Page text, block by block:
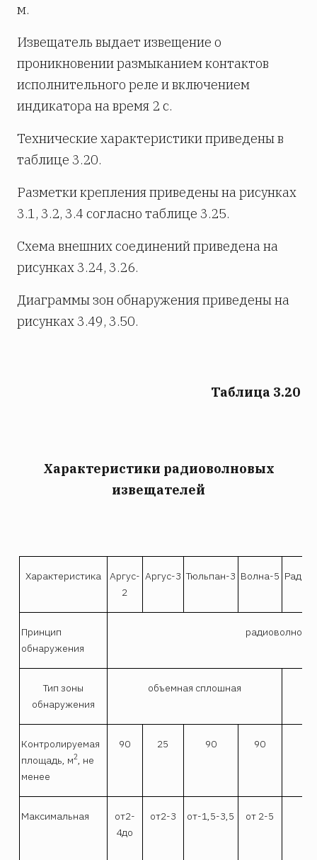
м.
Извещатель выдает извещение о
проникновении размыканием контактов
исполнительного реле и включением
индикатора на время 2 с.
Технические характеристики приведены в
таблице 3.20.
Разметки крепления приведены на рисунках
3.1, 3.2, 3.4 согласно таблице 3.25.
Схема внешних соединений приведена на
рисунках 3.24, 3.26.
Диаграммы зон обнаружения приведены на
рисунках 3.49, 3.50.
Таблица 3.20
Характеристики радиоволновых
извещателей
Характеристика
Apгyc-
2
Аргус-3 Тюльпан-3 Волна-5
Принцип
обнаружения
Тип зоны
обнаружения
объемная сплошная
Контролируемая
площадь, м2 , не
менее
90 25 90 90
Максимальная
от2-
4до
от2-3 от-1,5-3,5 от 2-5